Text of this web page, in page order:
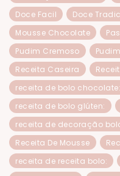
Doce Facil
Doce
Mousse Chocolate
Pudim Cremoso
Receita Caseira
receita de bolo chocolate:
receita de bolo glúten:
receita de decoração
Receita De Mousse
receita de receita bolo: